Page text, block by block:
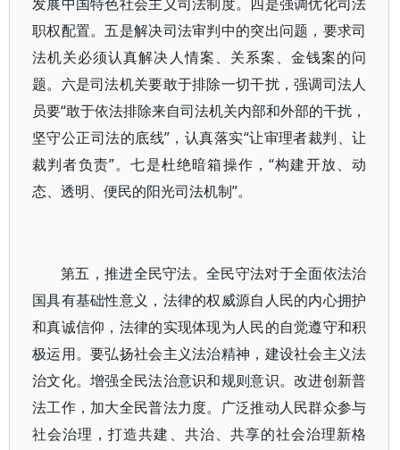
职权配置。五是解决司法审判中的突出问题，要求司
法机关必须认真解决人情案、关系案、金钱案的问
题。六是司法机关要敢于排除一切干扰，强调司法人
员要“敢于依法排除来自司法机关内部和外部的干扰，
坚守公正司法的底线”，认真落实“让审理者裁判、让
裁判者负责”。七是杜绝暗箱操作，“构建开放、动
态、透明、便民的阳光司法机制”。
第五，推进全民守法。全民守法对于全面依法治
国具有基础性意义，法律的权威源自人民的内心拥护
和真诚信仰，法律的实现体现为人民的自觉遵守和积
极运用。要弘扬社会主义法治精神，建设社会主义法
治文化。增强全民法治意识和规则意识。改进创新普
法工作，加大全民普法力度。广泛推动人民群众参与
社会治理，打造共建、共治、共享的社会治理新格